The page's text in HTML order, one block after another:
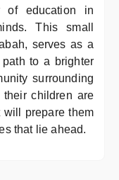
of education in
This small
serves as a
to a brighter
surrounding
children are
will prepare them
that lie ahead.